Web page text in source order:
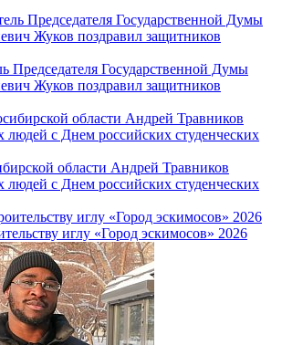
Председателя Государственной Думы
Жуков поздравил защитников
области Андрей Травников
людей с Днем российских студенческих
иглу «Город эскимосов» 2026